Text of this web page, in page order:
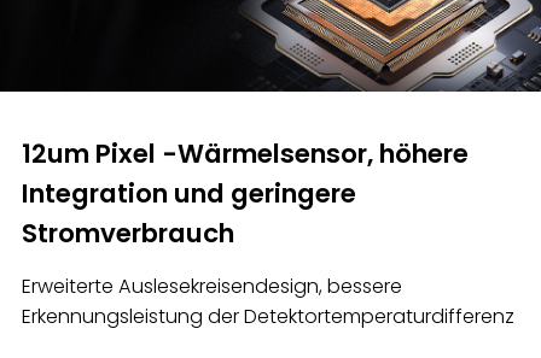
12um Pixel -Wärmelsensor, höhere
Integration und geringere
Stromverbrauch
Erweiterte Auslesekreisendesign, bessere
Erkennungsleistung der Detektortemperaturdifferenz